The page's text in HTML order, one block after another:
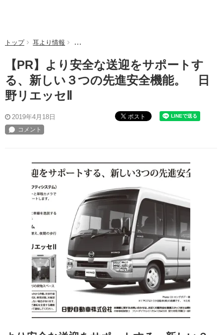
トップ 耳より情報 【PR】より安全な送迎をサポートする、新しい
【PR】より安全な送迎をサポートす
る、新しい３つの先進安全機能。 日
野リエッセⅡ
2019年4月18日 ポスト